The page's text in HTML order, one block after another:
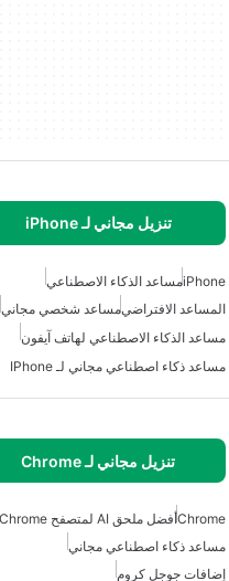
تنزيل مجاني لـ iPhone
iPhoneمساعد الذكاء الاصطناعي
المساعد الافتراضيمساعد شخصي مجاني
مساعد الذكاء الاصطناعي لهاتف آيفون
مساعد ذكاء اصطناعي مجاني لـ IPhone
تنزيل مجاني لـ Chrome
Chromeأفضل ملحق AI لمتصفح Chrome
مساعد ذكاء اصطناعي مجاني
إضافات جوجل كروم